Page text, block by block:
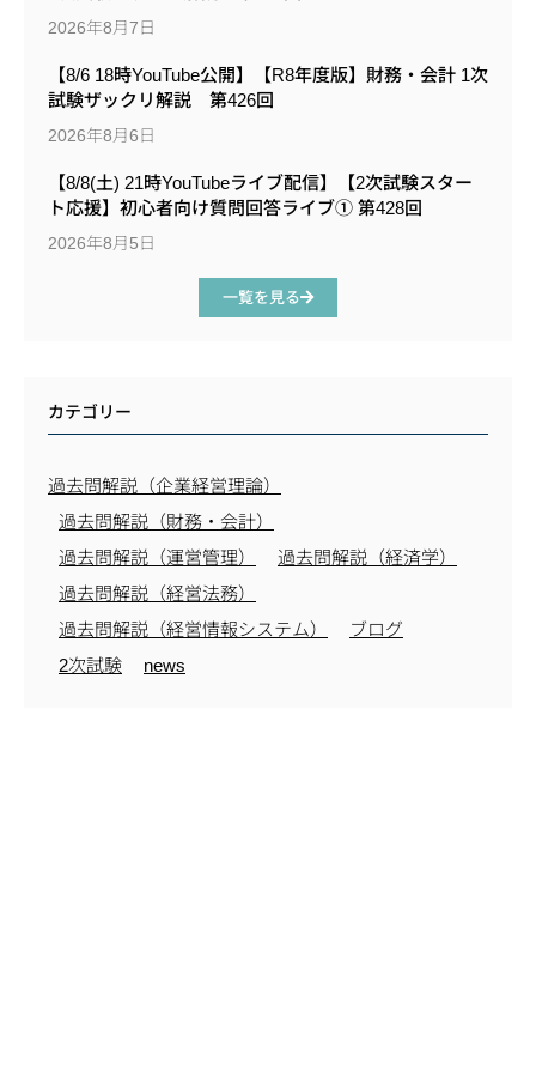
2026年8月7日
【8/6 18時YouTube公開】【R8年度版】財務・会計 1次
試験ザックリ解説 第426回
2026年8月6日
【8/8(土) 21時YouTubeライブ配信】【2次試験スター
ト応援】初心者向け質問回答ライブ① 第428回
2026年8月5日
一覧を見る
カテゴリー
過去問解説（企業経営理論）
過去問解説（財務・会計）
過去問解説（運営管理）
過去問解説（経済学）
過去問解説（経営法務）
過去問解説（経営情報システム）
ブログ
2次試験
news